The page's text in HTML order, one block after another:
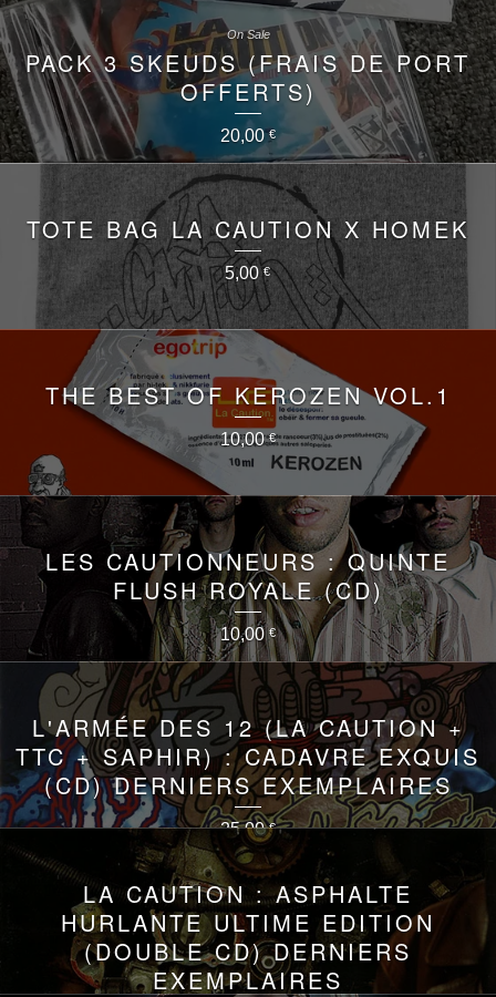
200,00€
PACK 3 SKEUDS (FRAIS DE PORT
OFFERTS)
20,00€
On Sale
TOTE BAG LA CAUTION X HOMEK
5,00€
THE BEST OF KEROZEN VOL.1
10,00€
LES CAUTIONNEURS : QUINTE
FLUSH ROYALE (CD)
10,00 €
L'ARMÉE DES 12 (LA CAUTION +
TTC + SAPHIR) : CADAVRE EXQUIS
(CD) DERNIERS EXEMPLAIRES
25,00€
LA CAUTION : ASPHALTE
HURLANTE ULTIME EDITION
(DOUBLE CD) DERNIERS
EXEMPLAIRES